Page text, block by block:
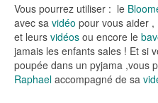
Vous pourrez utiliser : le
avec sa vidéo pour vous aider ,
et leurs vidéos ou encore le
jamais les enfants sales ! Et si
poupée dans un pyjama ,vous
Raphael accompagné de sa